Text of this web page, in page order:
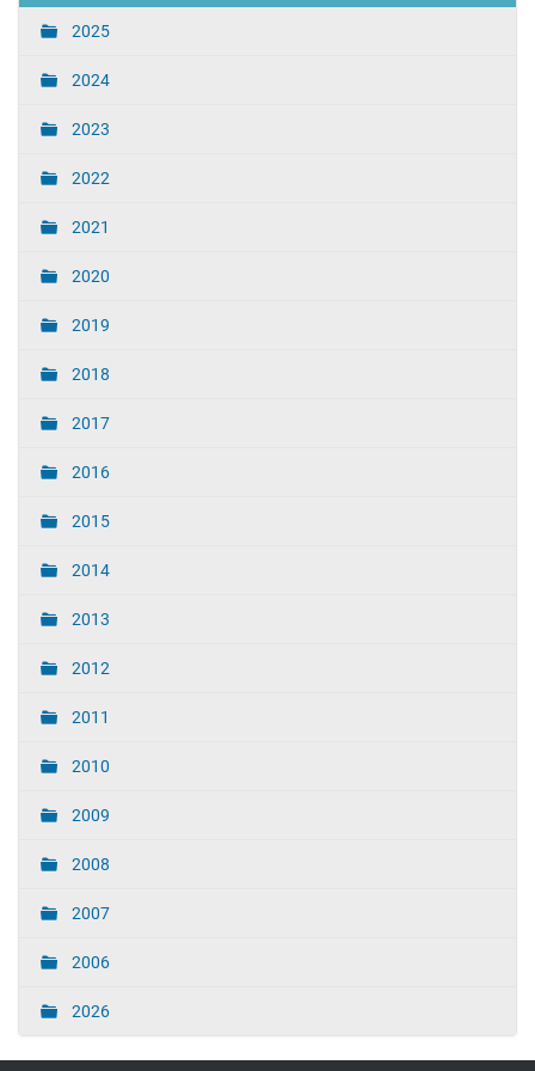
2025
2024
2023
2022
2021
2020
2019
2018
2017
2016
2015
2014
2013
2012
2011
2010
2009
2008
2007
2006
2026